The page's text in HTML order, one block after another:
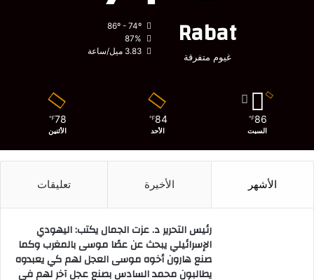
Rabat
غيوم متفرقة
87%
3.83 ميل/ساعة
86
℉
السبت
84
℉
الأحد
78
℉
الأثنين
الأشهر الأخيرة تعليقات
رئيس التحرير د. عزت الجمال يكتب: اليهودي
الإسرائيلي يبحث عن عصًا موسى بالمغرب وكما
صنع هارون أخوه موسى العجل لهم كي يعبدوه
يطالبون محمد السادس بصنع عجل آخر لهم في